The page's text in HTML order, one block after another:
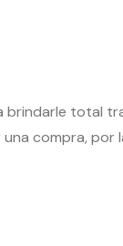
total
compra,